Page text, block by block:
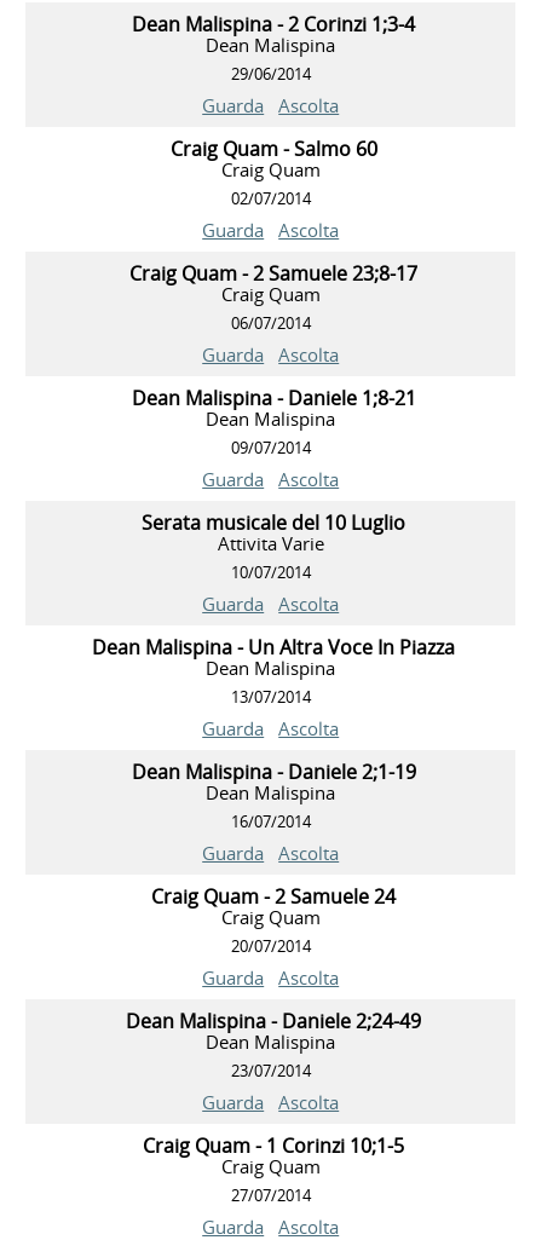
Dean Malispina - 2 Corinzi 1;3-4
Dean Malispina
29/06/2014
Guarda Ascolta
Craig Quam - Salmo 60
Craig Quam
02/07/2014
Guarda Ascolta
Craig Quam - 2 Samuele 23;8-17
Craig Quam
06/07/2014
Guarda Ascolta
Dean Malispina - Daniele 1;8-21
Dean Malispina
09/07/2014
Guarda Ascolta
Serata musicale del 10 Luglio
Attivita Varie
10/07/2014
Guarda Ascolta
Dean Malispina - Un Altra Voce In Piazza
Dean Malispina
13/07/2014
Guarda Ascolta
Dean Malispina - Daniele 2;1-19
Dean Malispina
16/07/2014
Guarda Ascolta
Craig Quam - 2 Samuele 24
Craig Quam
20/07/2014
Guarda Ascolta
Dean Malispina - Daniele 2;24-49
Dean Malispina
23/07/2014
Guarda Ascolta
Craig Quam - 1 Corinzi 10;1-5
Craig Quam
27/07/2014
Guarda Ascolta